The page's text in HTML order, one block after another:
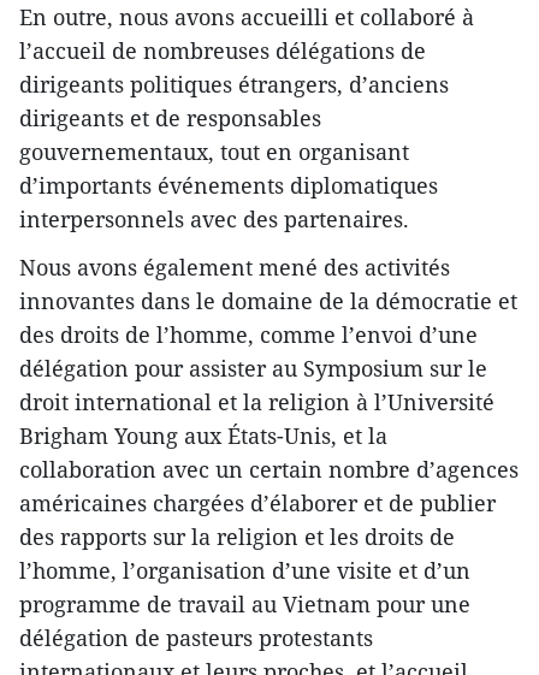
En outre, nous avons accueilli et collaboré à
l’accueil de nombreuses délégations de
dirigeants politiques étrangers, d’anciens
dirigeants et de responsables
gouvernementaux, tout en organisant
d’importants événements diplomatiques
interpersonnels avec des partenaires.
Nous avons également mené des activités
innovantes dans le domaine de la démocratie et
des droits de l’homme, comme l’envoi d’une
délégation pour assister au Symposium sur le
droit international et la religion à l’Université
Brigham Young aux États-Unis, et la
collaboration avec un certain nombre d’agences
américaines chargées d’élaborer et de publier
des rapports sur la religion et les droits de
l’homme, l’organisation d’une visite et d’un
programme de travail au Vietnam pour une
délégation de pasteurs protestants